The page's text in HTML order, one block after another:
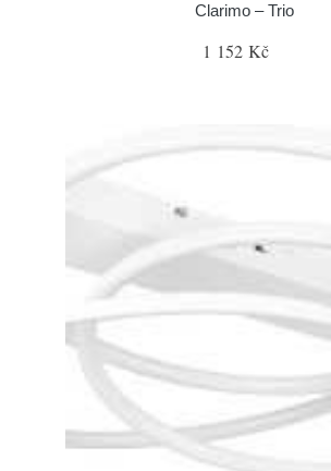
Clarimo – Trio
1 152 Kč